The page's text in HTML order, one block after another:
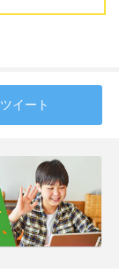
ツイート